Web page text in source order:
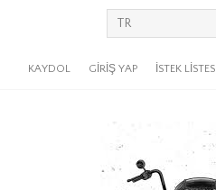
KAYDOL GIRIŞ YAP İSTEK LISTESI